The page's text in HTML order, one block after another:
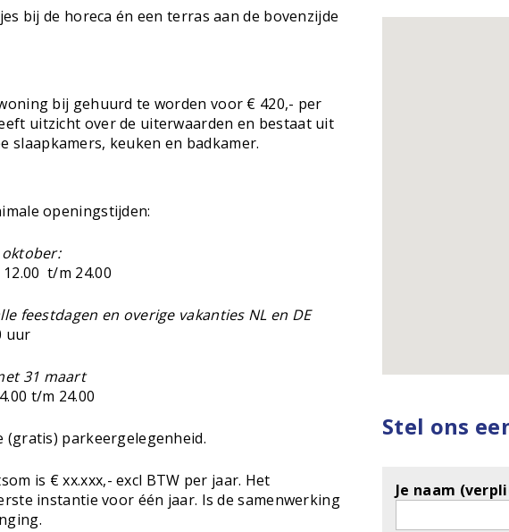
bij de horeca én een terras aan de bovenzijde
bij gehuurd te worden voor € 420,- per
uitzicht over de uiterwaarden en bestaat uit
slaapkamers, keuken en badkamer.
openingstijden:
t/m 24.00
feestdagen en overige vakanties NL en DE
uur
31 maart
t/m 24.00
(gratis) parkeergelegenheid.
is € xx.xxx,- excl BTW per jaar. Het
instantie voor één jaar. Is de samenwerking
Stel ons
Je naam